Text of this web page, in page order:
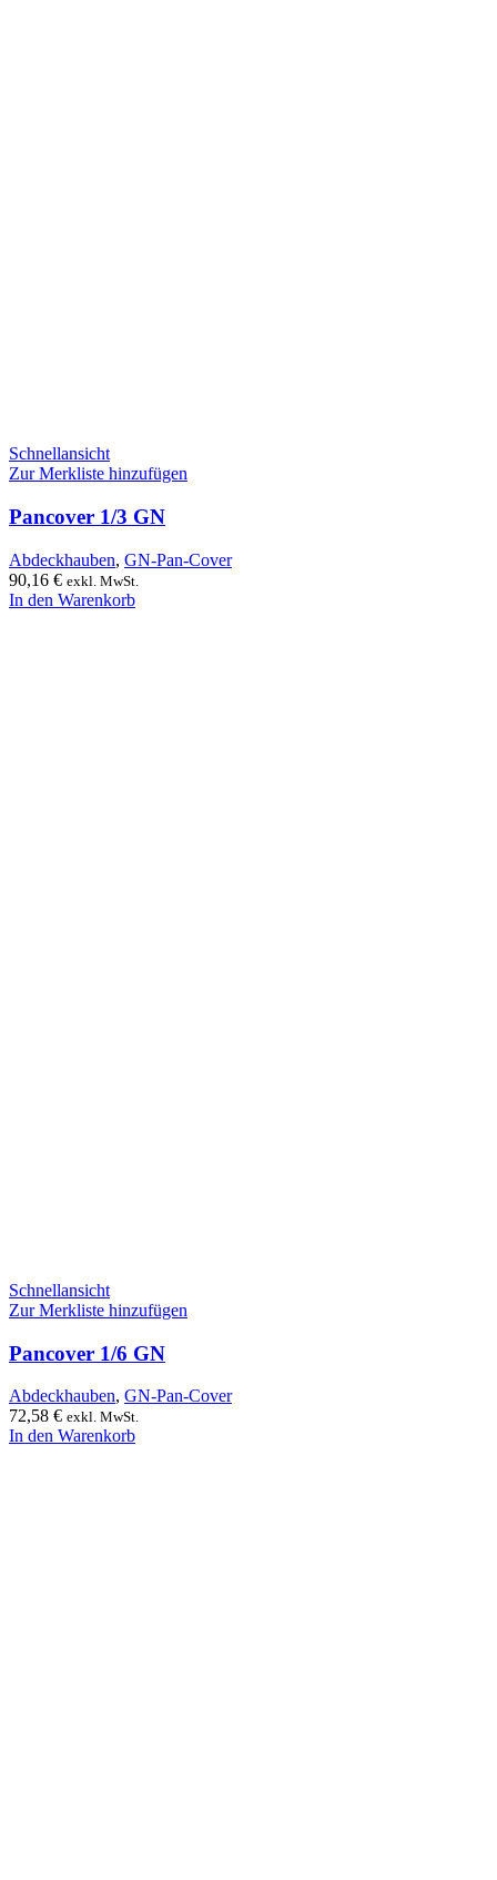
Schnellansicht
Zur Merkliste hinzufügen
Pancover 1/3 GN
Abdeckhauben, GN-Pan-Cover
90,16 € exkl. MwSt.
In den Warenkorb
Schnellansicht
Zur Merkliste hinzufügen
Pancover 1/6 GN
Abdeckhauben, GN-Pan-Cover
72,58 € exkl. MwSt.
In den Warenkorb